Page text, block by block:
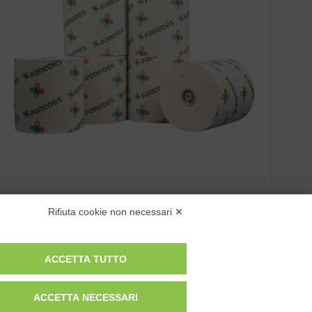
ASCIUGAMANI ROTOLO “PAREDES 420579” ST…
Rifiuta cookie non necessari ✕
ACCETTA TUTTO
ACCETTA NECESSARI